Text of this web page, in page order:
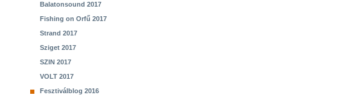
Balatonsound 2017
Fishing on Orfű 2017
Strand 2017
Sziget 2017
SZIN 2017
VOLT 2017
Fesztiválblog 2016